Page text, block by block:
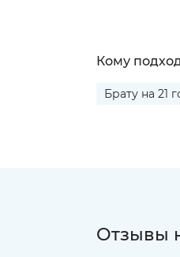
Кому
Брату на 21
Отзывы